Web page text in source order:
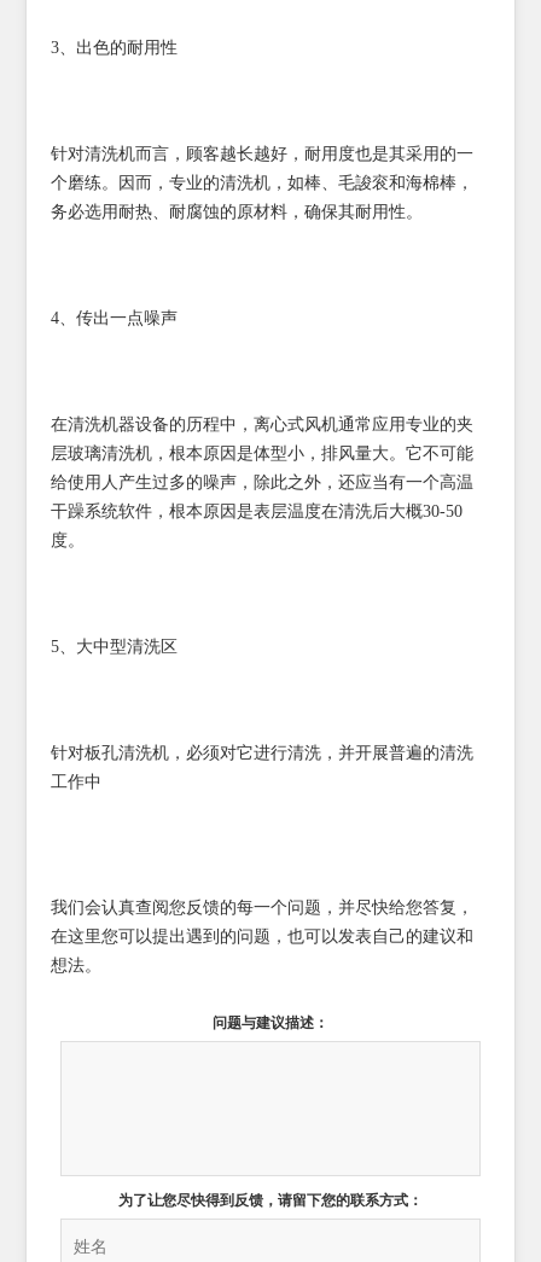
3、出色的耐用性
针对清洗机而言，顾客越长越好，耐用度也是其采用的一
个磨练。因而，专业的清洗机，如棒、毛誜衮和海棉棒，
务必选用耐热、耐腐蚀的原材料，确保其耐用性。
4、传出一点噪声
在清洗机器设备的历程中，离心式风机通常应用专业的夹
层玻璃清洗机，根本原因是体型小，排风量大。它不可能
给使用人产生过多的噪声，除此之外，还应当有一个高温
干躁系统软件，根本原因是表层温度在清洗后大概30-50
度。
5、大中型清洗区
针对板孔清洗机，必须对它进行清洗，并开展普遍的清洗
工作中
我们会认真查阅您反馈的每一个问题，并尽快给您答复，
在这里您可以提出遇到的问题，也可以发表自己的建议和
想法。
问题与建议描述：
为了让您尽快得到反馈，请留下您的联系方式：